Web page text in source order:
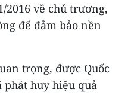
2016 về chủ trương,
để đảm bảo nền
trọng, được Quốc
huy hiệu quả